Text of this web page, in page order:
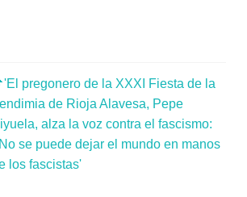
pregonero de la XXXI Fiesta de la
de Rioja Alavesa, Pepe
alza la voz contra el fascismo:
se puede dejar el mundo en manos
los fascistas'